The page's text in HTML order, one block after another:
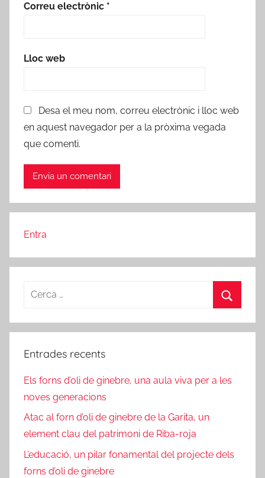
Correu electrònic *
Lloc web
Desa el meu nom, correu electrònic i lloc web
en aquest navegador per a la pròxima vegada
que comenti.
Entra
Cerca:
Entrades recents
Els forns d’oli de ginebre, una aula viva per a les
noves generacions
Atac al forn d’oli de ginebre de la Garita, un
element clau del patrimoni de Riba-roja
L’educació, un pilar fonamental del projecte dels
forns d’oli de ginebre